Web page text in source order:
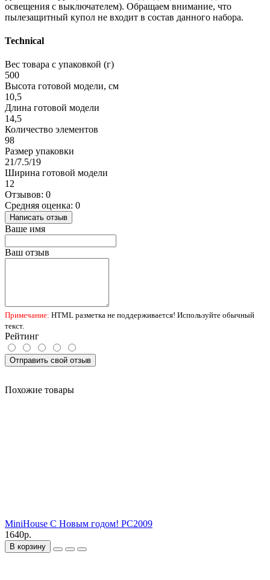
освещения с выключателем). Обращаем внимание, что
пылезащитный купол не входит в состав данного набора.
Technical
Вес товара с упаковкой (г)
500
Высота готовой модели, см
10,5
Длина готовой модели
14,5
Количество элементов
98
Размер упаковки
21/7.5/19
Ширина готовой модели
12
Отзывов: 0
Средняя оценка: 0
Написать отзыв
Ваше имя
Ваш отзыв
Примечание: HTML разметка не поддерживается! Используйте обычный
текст.
Рейтинг
Отправить свой отзыв
Похожие товары
MiniHouse С Новым годом! PC2009
1640р.
В корзину